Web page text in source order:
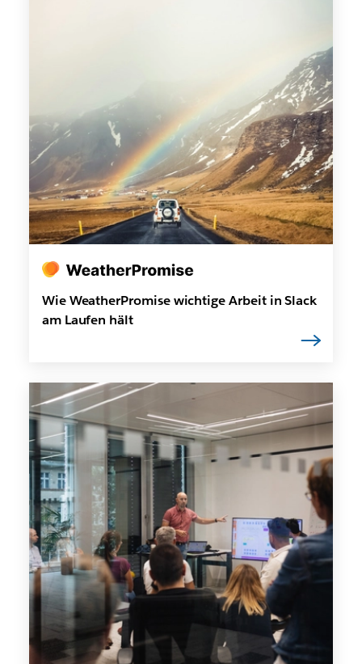
Wie WeatherPromise wichtige Arbeit in Slack
am Laufen hält